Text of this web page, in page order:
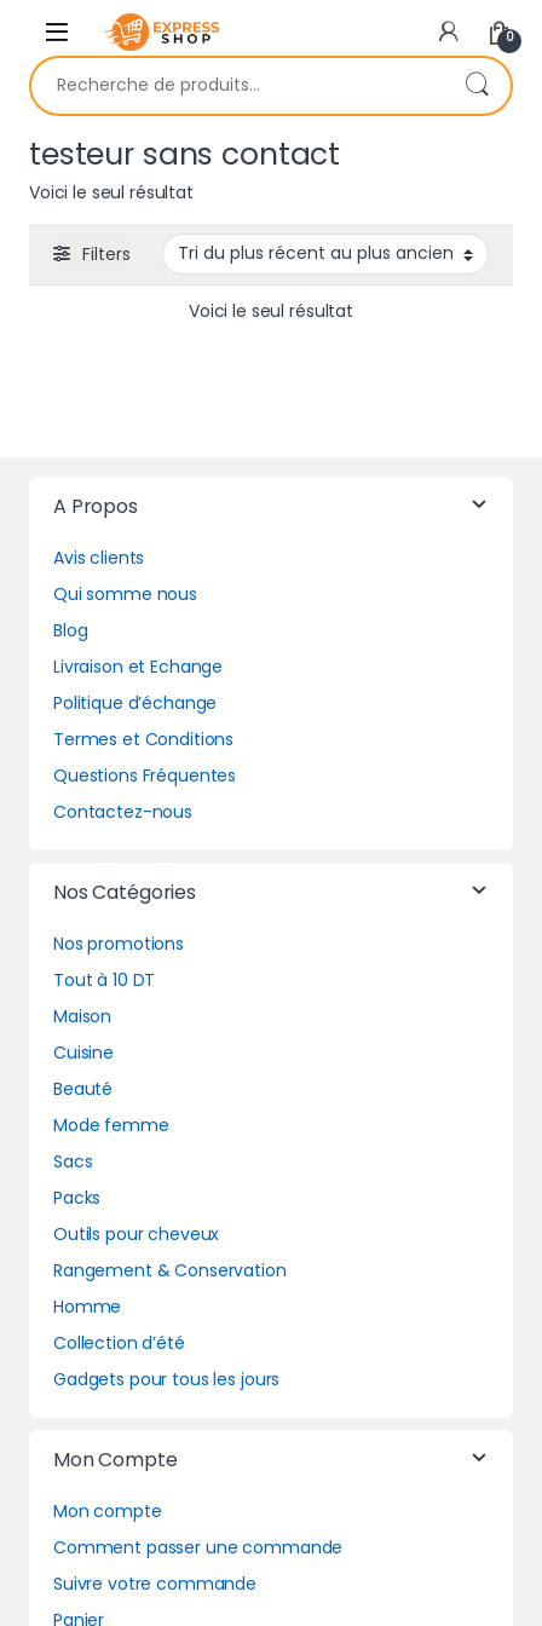
Skip to navigation
Skip to content
0
Recherche pour :
testeur sans contact
Voici le seul résultat
Filters
Voici le seul résultat
A Propos
Avis clients
Qui somme nous
Blog
Livraison et Echange
Politique d’échange
Termes et Conditions
Questions Fréquentes
Contactez-nous
Nos Catégories
Nos promotions
Tout à 10 DT
Maison
Cuisine
Beauté
Mode femme
Sacs
Packs
Outils pour cheveux
Rangement & Conservation
Homme
Collection d’été
Gadgets pour tous les jours
Mon Compte
Mon compte
Comment passer une commande
Suivre votre commande
Panier